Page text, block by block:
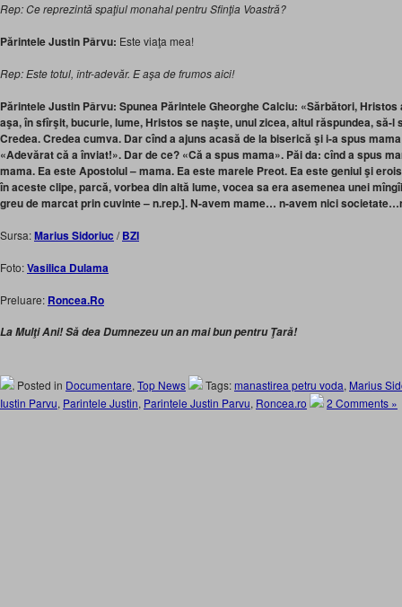
Rep: Ce reprezintă spaţiul monahal pentru Sfinţia Voastră?
Părintele Justin Pârvu: Este viaţa mea!
Rep: Este totul, într-adevăr. E aşa de frumos aici!
Părintele Justin Pârvu: Spunea Părintele Gheorghe Calciu: «Sărbători,
aşa, în sfîrşit, bucurie, lume, Hristos se naşte, unul zicea, altul răspundea, să-l
Credea. Credea cumva. Dar cînd a ajuns acasă de la biserică şi i-a spus
«Adevărat că a înviat!». Dar de ce? «Că a spus mama». Păi da: cînd a spus
mama. Ea este Apostolul – mama. Ea este marele Preot. Ea este geniul şi
în aceste clipe, parcă, vorbea din altă lume, vocea sa era asemenea unei
greu de marcat prin cuvinte – n.rep.]. N-avem mame… n-avem nici
Sursa:Marius Sidoriuc /BZI
Foto:Vasilica Dulama
Preluare: Roncea.Ro
La Mulţi Ani! Să dea Dumnezeu un an mai bun pentru Ţară!
Posted in Documentare, Top News Tags:manastirea petru voda, Marius
Iustin Parvu, Parintele Justin, Parintele Justin Parvu, Roncea.ro 2 Comments »